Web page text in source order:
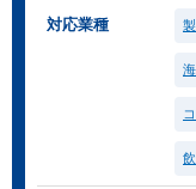
対応業種